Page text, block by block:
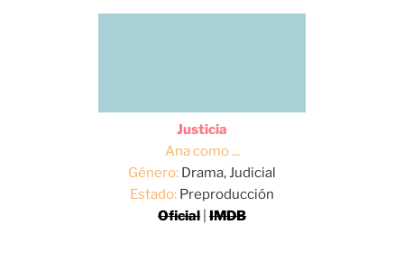
Justicia
Ana como ...
Género: Drama, Judicial
Estado: Preproducción
Oficial IMDB